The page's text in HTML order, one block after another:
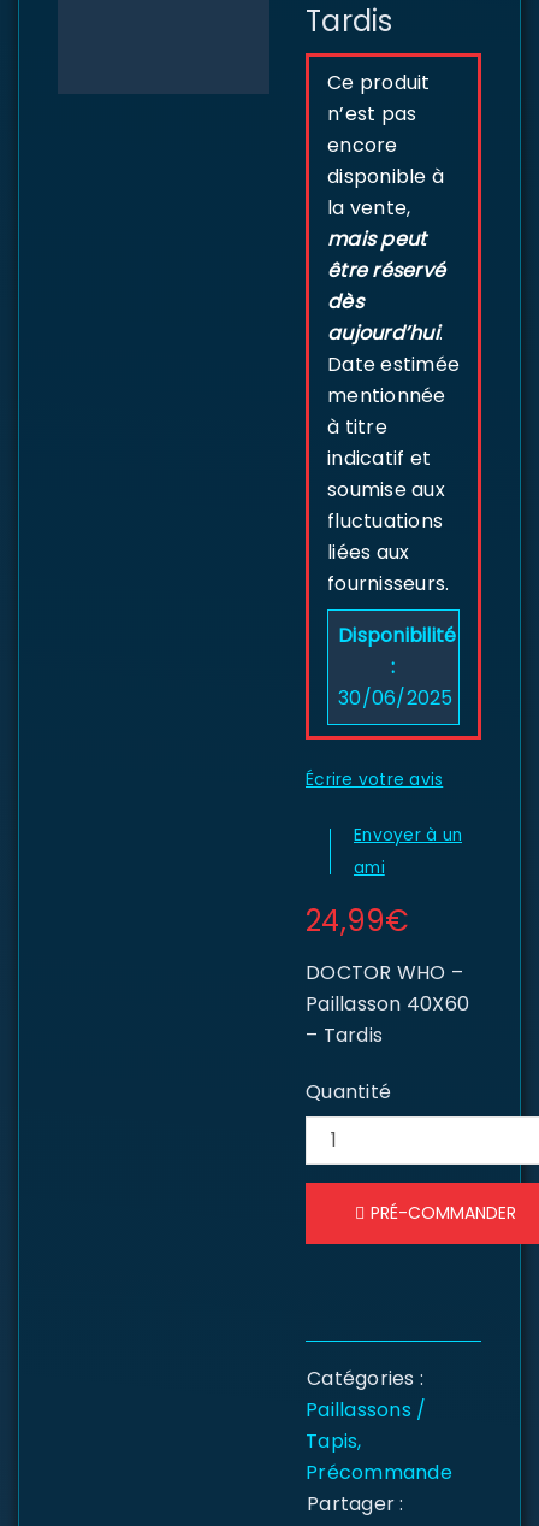
Tardis
Ce produit
n’est pas
encore
disponible à
la vente,
mais peut
être réservé
dès
aujourd’hui.
Date estimée
mentionnée
à titre
indicatif et
soumise aux
fluctuations
liées aux
fournisseurs.
Disponibilité
:
30/06/2025
Écrire votre avis
Envoyer à un
ami
24,99€
DOCTOR WHO –
Paillasson 40X60
– Tardis
Quantité
PRÉ-COMMANDER
Catégories :
Paillassons /
Tapis,
Précommande
Partager :